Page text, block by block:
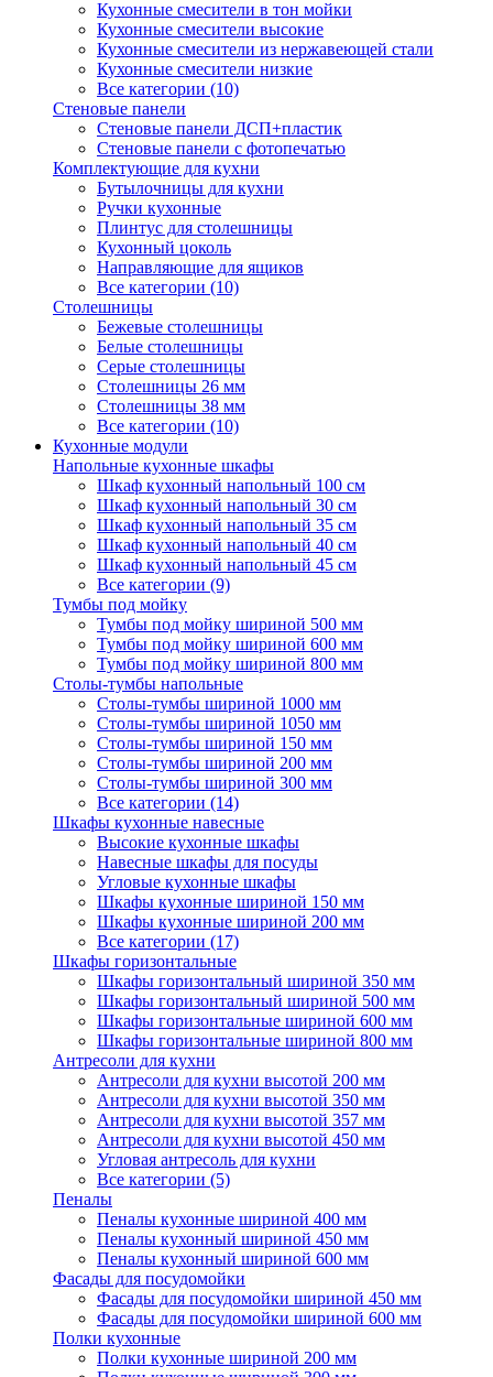
Кухонные смесители в тон мойки
Кухонные смесители высокие
Кухонные смесители из нержавеющей стали
Кухонные смесители низкие
Все категории (10)
Стеновые панели
Стеновые панели ДСП+пластик
Стеновые панели с фотопечатью
Комплектующие для кухни
Бутылочницы для кухни
Ручки кухонные
Плинтус для столешницы
Кухонный цоколь
Направляющие для ящиков
Все категории (10)
Столешницы
Бежевые столешницы
Белые столешницы
Серые столешницы
Столешницы 26 мм
Столешницы 38 мм
Все категории (10)
Кухонные модули
Напольные кухонные шкафы
Шкаф кухонный напольный 100 см
Шкаф кухонный напольный 30 см
Шкаф кухонный напольный 35 см
Шкаф кухонный напольный 40 см
Шкаф кухонный напольный 45 см
Все категории (9)
Тумбы под мойку
Тумбы под мойку шириной 500 мм
Тумбы под мойку шириной 600 мм
Тумбы под мойку шириной 800 мм
Столы-тумбы напольные
Столы-тумбы шириной 1000 мм
Столы-тумбы шириной 1050 мм
Столы-тумбы шириной 150 мм
Столы-тумбы шириной 200 мм
Столы-тумбы шириной 300 мм
Все категории (14)
Шкафы кухонные навесные
Высокие кухонные шкафы
Навесные шкафы для посуды
Угловые кухонные шкафы
Шкафы кухонные шириной 150 мм
Шкафы кухонные шириной 200 мм
Все категории (17)
Шкафы горизонтальные
Шкафы горизонтальный шириной 350 мм
Шкафы горизонтальный шириной 500 мм
Шкафы горизонтальные шириной 600 мм
Шкафы горизонтальные шириной 800 мм
Антресоли для кухни
Антресоли для кухни высотой 200 мм
Антресоли для кухни высотой 350 мм
Антресоли для кухни высотой 357 мм
Антресоли для кухни высотой 450 мм
Угловая антресоль для кухни
Все категории (5)
Пеналы
Пеналы кухонные шириной 400 мм
Пеналы кухонный шириной 450 мм
Пеналы кухонный шириной 600 мм
Фасады для посудомойки
Фасады для посудомойки шириной 450 мм
Фасады для посудомойки шириной 600 мм
Полки кухонные
Полки кухонные шириной 200 мм